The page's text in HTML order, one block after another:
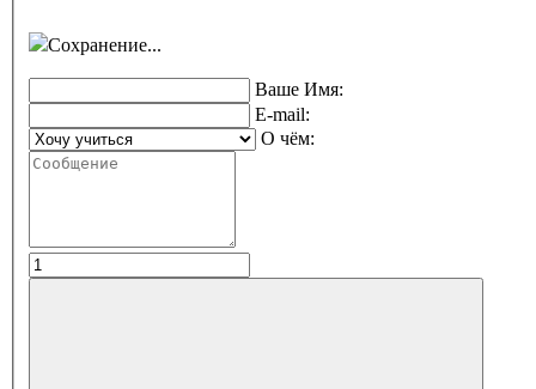
Сохранение...
Ваше Имя:
E-mail:
О чём: